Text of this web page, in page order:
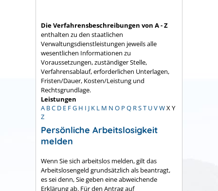
Die Verfahrensbeschreibungen von A - Z
enthalten zu den staatlichen
Verwaltungsdienstleistungen jeweils alle
wesentlichen Informationen zu
Voraussetzungen, zuständiger Stelle,
Verfahrensablauf, erforderlichen Unterlagen,
Fristen/Dauer, Kosten/Leistung und
Rechtsgrundlage.
Leistungen
A BC D E FG H I J K L M N O P Q RST UVWX Y
Z
Persönliche Arbeitslosigkeit
melden
Wenn Sie sich arbeitslos melden, gilt das
Arbeitslosengeld grundsätzlich als beantragt,
es sei denn, Sie geben eine abweichende
Erklärung ab. Für den Antrag auf